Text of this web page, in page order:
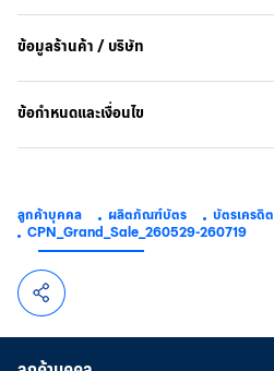
ข้อมูลร้านค้า / บริษัท
ข้อกำหนดและเงื่อนไข
ลูกค้าบุคคล ผลิตภัณฑ์บัตร บัตรเครดิต
CPN_Grand_Sale_260529-260719